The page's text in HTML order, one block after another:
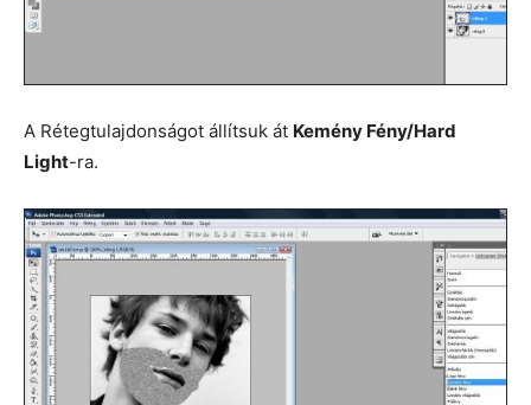
A Rétegtulajdonságot állítsuk át Kemény Fény/Hard
Light-ra.